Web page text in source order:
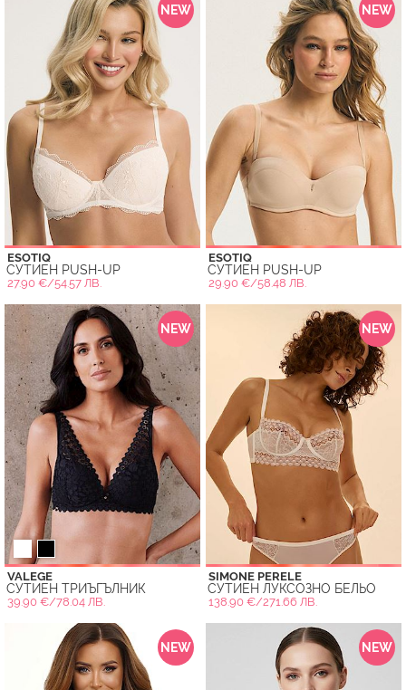
NEW
ESOTIQ
СУТИЕН PUSH-UP
27.90 €/54.57 ЛВ.
NEW
ESOTIQ
СУТИЕН PUSH-UP
29.90 €/58.48 ЛВ.
NEW
VALEGE
СУТИЕН ТРИЪГЪЛНИК
39.90 €/78.04 ЛВ.
NEW
SIMONE PERELE
СУТИЕН ЛУКСОЗНО БЕЛЬО
138.90 €/271.66 ЛВ.
NEW NEW